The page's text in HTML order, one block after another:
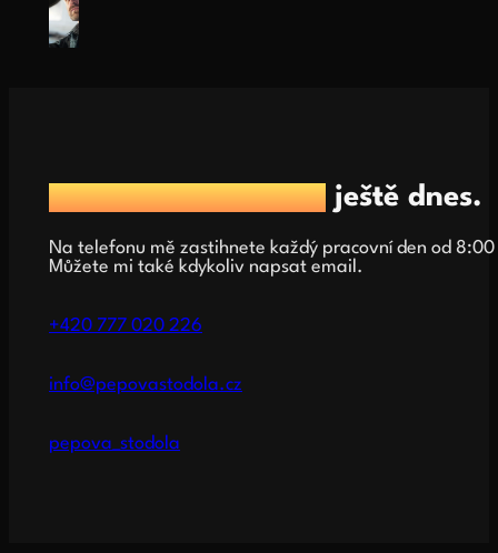
Rezervujte si termín ještě dnes.
Na telefonu mě zastihnete každý pracovní den od 8:00
Můžete mi také kdykoliv napsat email.
+420 777 020 226
info@pepovastodola.cz
pepova_stodola